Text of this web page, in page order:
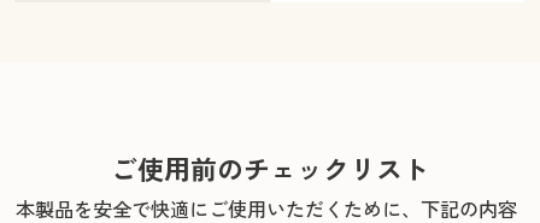
ご使用前のチェックリスト
本製品を安全で快適にご使用いただくために、下記の内容